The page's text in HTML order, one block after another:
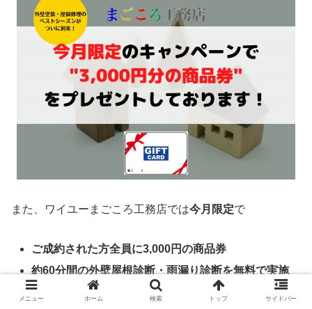
また、ワイユーまごころ工務店では今月限定で
ご成約された方全員に3,000円の商品券
約60分間の外壁屋根診断・雨漏り診断を無料で実施
メニュー ホーム 検索 トップ サイドバー